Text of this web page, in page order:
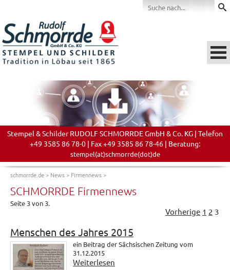
Stempel & Schilder RUDOLF SCHMORRDE GmbH & Co. KG | Telefon
+49 3585 86 78-0 | Fax +49 3585 86 78-46 | Beratung:
stempel(at)schmorrde(dot)de
schmorrde.de> News> Firmennews>
SCHMORRDE Firmennews
Seite 3 von 3.
Vorherige 1 2 3
Menschen des Jahres 2015
ein Beitrag der Sächsischen Zeitung vom
31.12.2015
Weiterlesen